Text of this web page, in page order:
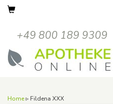
+49 800 189 9309
Home▹ Fildena XXX